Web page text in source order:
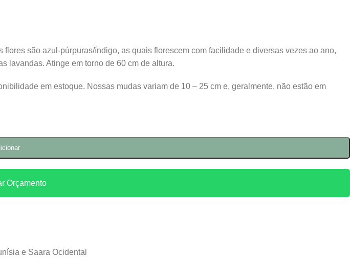
são azul-púrpuras/índigo, as quais florescem com facilidade e diversas vezes ao ano,
lavandas. Atinge em torno de 60 cm de altura.
em estoque. Nossas mudas variam de 10 – 25 cm e, geralmente, não estão em
Orçamento
e Saara Ocidental